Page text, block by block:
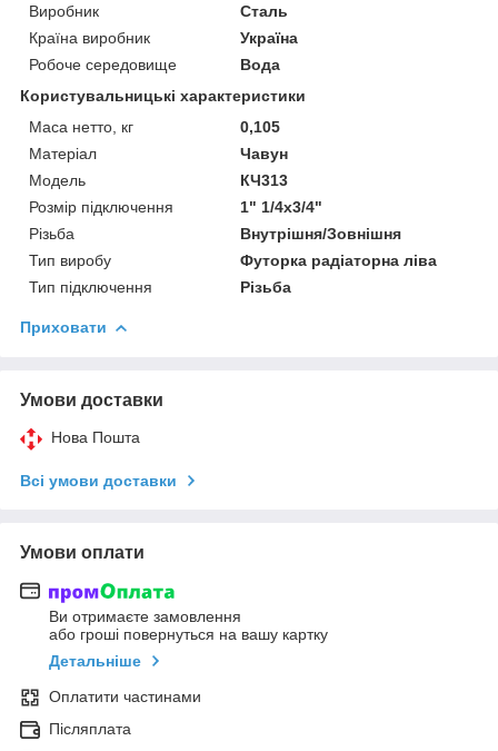
Виробник
Сталь
Країна виробник
Україна
Робоче середовище
Вода
Користувальницькі характеристики
Маса нетто, кг
0,105
Матеріал
Чавун
Модель
КЧ313
Розмір підключення
1" 1/4х3/4"
Різьба
Внутрішня/Зовнішня
Тип виробу
Футорка радіаторна ліва
Тип підключення
Різьба
Приховати
Умови доставки
Нова Пошта
Всі умови доставки
Умови оплати
Ви отримаєте замовлення
або гроші повернуться на вашу картку
Детальніше
Оплатити частинами
Післяплата